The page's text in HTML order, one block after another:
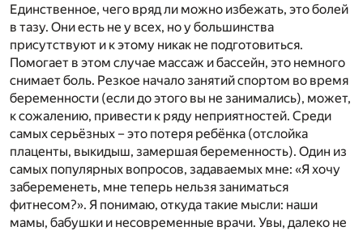
Единственное, чего вряд ли можно избежать, это болей
в тазу. Они есть не у всех, но у большинства
присутствуют и к этому никак не подготовиться.
Помогает в этом случае массаж и бассейн, это немного
снимает боль. Резкое начало занятий спортом во время
беременности (если до этого вы не занимались), может,
к сожалению, привести к ряду неприятностей. Среди
самых серьёзных – это потеря ребёнка (отслойка
плаценты, выкидыш, замершая беременность). Один из
самых популярных вопросов, задаваемых мне: «Я хочу
забеременеть, мне теперь нельзя заниматься
фитнесом?». Я понимаю, откуда такие мысли: наши
мамы, бабушки и несовременные врачи. Увы, далеко не